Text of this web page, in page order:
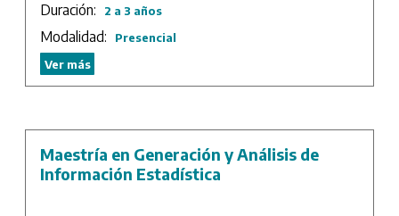
La Maestría se propone desarrollar estas tres áreas
temáticas, en la creencia de que sin el rigor formal y
conceptual de la Metodología y la epistemología, la
comprensión de la actividad científica y su ejercicio
tropiezan con grandes dificultades.
Duración: 2 a 3 años
Modalidad:
Presencial
Ver más
Maestría en Generación y Análisis de
Información Estadística